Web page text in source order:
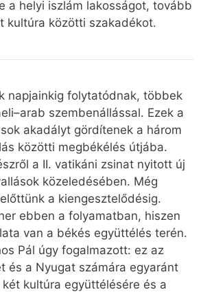
a helyi iszlám lakosságot, tovább
kultúra közötti szakadékot.
napjainkig folytatódnak, többek
szembenállással. Ezek a
akadályt gördítenek a három
közötti megbékélés útjába.
a II. vatikáni zsinat nyitott új
közeledésében. Még
a kiengesztelődésig.
ebben a folyamatban, hiszen
van a békés együttélés terén.
Pál úgy fogalmazott: ez az
és a Nyugat számára egyaránt
kultúra együttélésére és a